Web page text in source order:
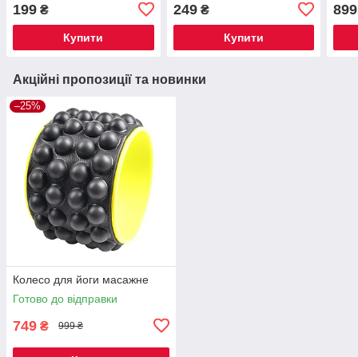
199 ₴
Купити
249₴
Купити
899
Акційні пропозиції та новинки
–25%
Колесо для йоги масажне
Готово до відправки
749 ₴ 999 ₴